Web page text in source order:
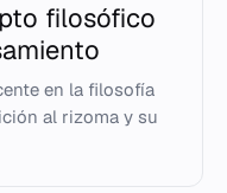
filosófico
en la filosofía
al rizoma y su